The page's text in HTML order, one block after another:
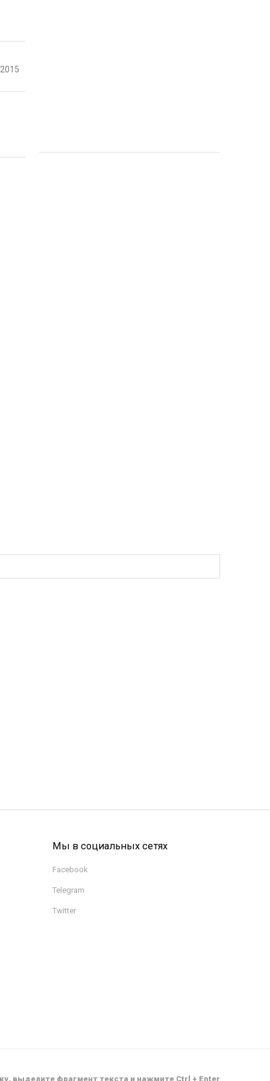
Мы в социальных сетях
Facebook
Telegram
Twitter
выделите фрагмент текста и нажмите Ctrl + Enter